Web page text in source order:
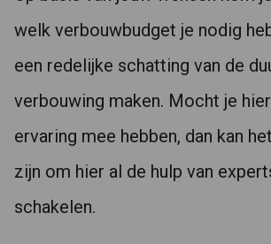
welk verbouwbudget je nodig
een redelijke schatting van de
verbouwing maken. Mocht je
ervaring mee hebben, dan kan
zijn om hier al de hulp van
schakelen.